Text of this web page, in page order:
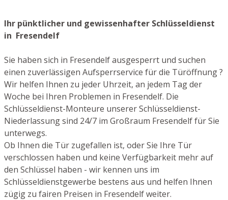
Ihr pünktlicher und gewissenhafter Schlüsseldienst
in Fresendelf
Sie haben sich in Fresendelf ausgesperrt und suchen
einen zuverlässigen Aufsperrservice für die Türöffnung ?
Wir helfen Ihnen zu jeder Uhrzeit, an jedem Tag der
Woche bei Ihren Problemen in Fresendelf. Die
Schlüsseldienst-Monteure unserer Schlüsseldienst-
Niederlassung sind 24/7 im Großraum Fresendelf für Sie
unterwegs.
Ob Ihnen die Tür zugefallen ist, oder Sie Ihre Tür
verschlossen haben und keine Verfügbarkeit mehr auf
den Schlüssel haben - wir kennen uns im
Schlüsseldienstgewerbe bestens aus und helfen Ihnen
zügig zu fairen Preisen in Fresendelf weiter.